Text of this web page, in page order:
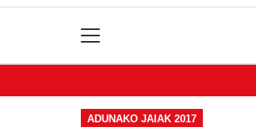
ADUNAKO JAIAK 2017